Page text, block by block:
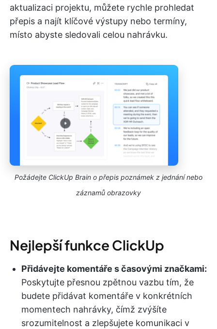
aktualizaci projektu, můžete rychle prohledat
přepis a najít klíčové výstupy nebo termíny,
místo abyste sledovali celou nahrávku.
Požádejte ClickUp Brain o přepis poznámek z jednání nebo
záznamů obrazovky
Nejlepší funkce ClickUp
Přidávejte komentáře s časovými značkami:
Poskytujte přesnou zpětnou vazbu tím, že
budete přidávat komentáře v konkrétních
momentech nahrávky, čímž zvýšíte
srozumitelnost a zlepšujete komunikaci v